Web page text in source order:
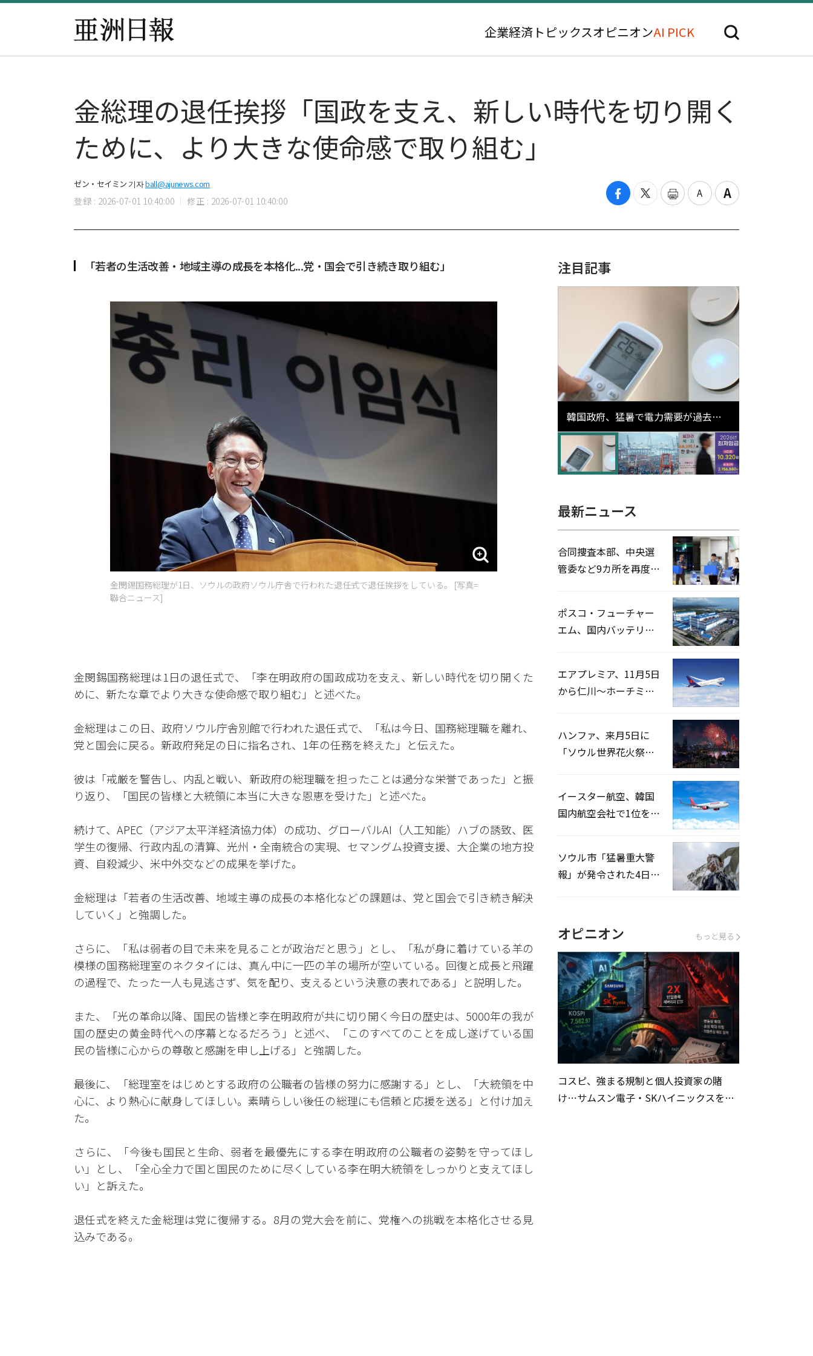
企業経済 トピックスオピニオンAI PICK
金総理の退任挨拶「国政を支え、新しい時代を切り開く
ために、より大きな使命感で取り組む」
ゼン・セイミン 기자ball@ajunews.com
登録 : 2026-07-01 10:40:00 修正 : 2026-07-01 10:40:00
「若者の生活改善・地域主導の成長を本格化...党・国会で引き続き取り組む」
金閔錫国務総理が1日、ソウルの政府ソウル庁舎で行われた退任式で退任挨拶をしている。 [写真=
聯合ニュース]
金閔錫国務総理は1日の退任式で、「李在明政府の国政成功を支え、新しい時代を切り開くた
めに、新たな章でより大きな使命感で取り組む」と述べた。
金総理はこの日、政府ソウル庁舎別館で行われた退任式で、「私は今日、国務総理職を離れ、
党と国会に戻る。新政府発足の日に指名され、1年の任務を終えた」と伝えた。
彼は「戒厳を警告し、内乱と戦い、新政府の総理職を担ったことは過分な栄誉であった」と振
り返り、「国民の皆様と大統領に本当に大きな恩恵を受けた」と述べた。
続けて、APEC（アジア太平洋経済協力体）の成功、グローバルAI（人工知能）ハブの誘致、医
学生の復帰、行政内乱の清算、光州・全南統合の実現、セマングム投資支援、大企業の地方投
資、自殺減少、米中外交などの成果を挙げた。
金総理は「若者の生活改善、地域主導の成長の本格化などの課題は、党と国会で引き続き解決
していく」と強調した。
さらに、「私は弱者の目で未来を見ることが政治だと思う」とし、「私が身に着けている羊の
模様の国務総理室のネクタイには、真ん中に一匹の羊の場所が空いている。回復と成長と飛躍
の過程で、たった一人も見逃さず、気を配り、支えるという決意の表れである」と説明した。
また、「光の革命以降、国民の皆様と李在明政府が共に切り開く今日の歴史は、5000年の我が
国の歴史の黄金時代への序幕となるだろう」と述べ、「このすべてのことを成し遂げている国
民の皆様に心からの尊敬と感謝を申し上げる」と強調した。
最後に、「総理室をはじめとする政府の公職者の皆様の努力に感謝する」とし、「大統領を中
心に、より熱心に献身してほしい。素晴らしい後任の総理にも信頼と応援を送る」と付け加え
た。
さらに、「今後も国民と生命、弱者を最優先にする李在明政府の公職者の姿勢を守ってほし
い」とし、「全心全力で国と国民のために尽くしている李在明大統領をしっかりと支えてほし
い」と訴えた。
退任式を終えた金総理は党に復帰する。8月の党大会を前に、党権への挑戦を本格化させる見
込みである。
注目記事
韓国政府、猛暑で電力需要が過去最
高更新の可能性に需給対応体制を点
検
最新ニュース
合同捜査本部、中央選
管委など9カ所を再度家
ポスコ・フューチャー
エム、国内バッテリー
エアプレミア、11月5日
から仁川〜ホーチミン
ハンファ、来月5日に
「ソウル世界花火祭り
イースター航空、韓国
国内航空会社で1位を記
ソウル市「猛暑重大警
報」が発令された4日、
オピニオン もっと見る
コスピ、強まる規制と個人投資家の賭
け…サムスン電子・SKハイニックスを巡